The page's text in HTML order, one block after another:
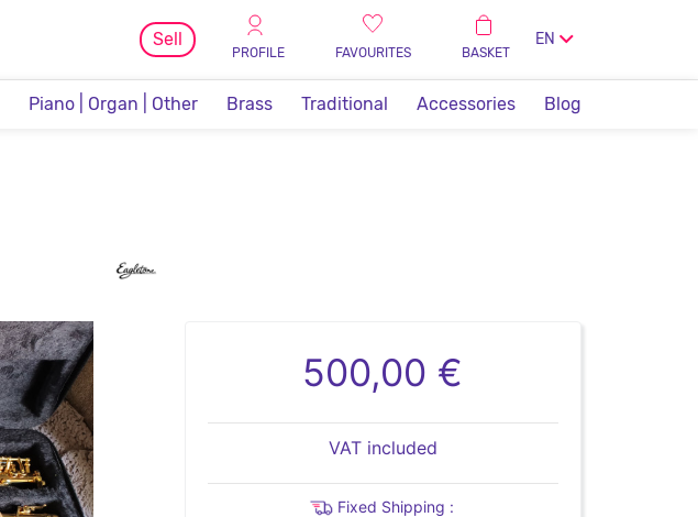
Sell
PROFILE FAVOURITES BASKET
EN
Piano | Organ | Other Brass Traditional Accessories Blog
500,00 €
VAT included
Fixed Shipping :